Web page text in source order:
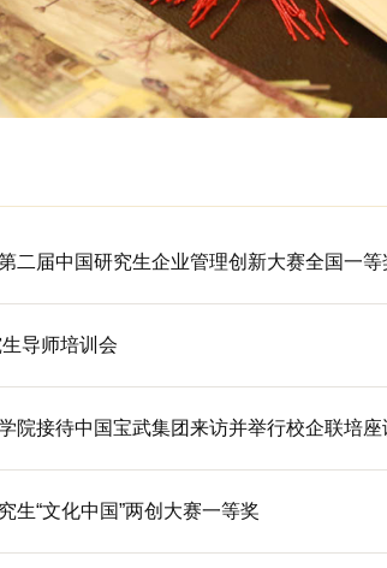
二届中国研究生企业管理创新大赛全国一等
导师培训会
院接待中国宝武集团来访并举行校企联培座
生“文化中国”两创大赛一等奖